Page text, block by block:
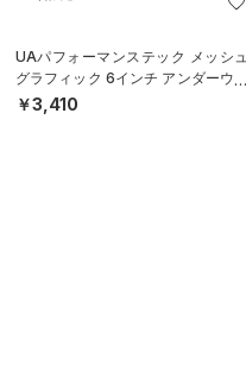
UAパフォーマンステック メッシュ
グラフィック 6インチ アンダーウェ
ア（トレーニング/MEN）
￥3,410